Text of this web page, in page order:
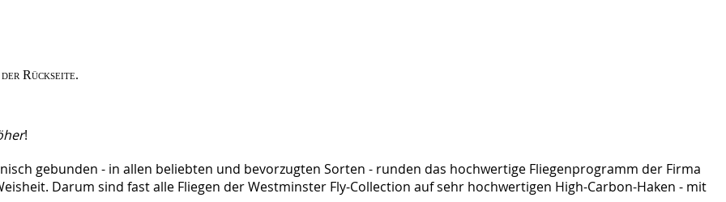
Rückseite.
!
gebunden - in allen beliebten und bevorzugten Sorten - runden das hochwertige Fliegenprogramm der Firma
Darum sind fast alle Fliegen der Westminster Fly-Collection auf sehr hochwertigen High-Carbon-Haken - mit